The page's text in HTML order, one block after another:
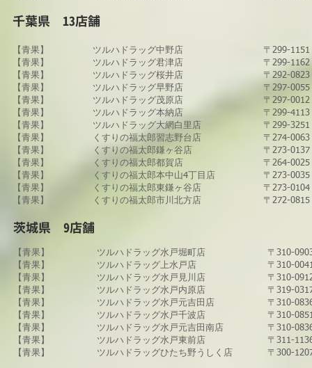
​千葉県 13店舗
【青果】
【青果】
【青果】
【青果】
【青果】
【青果】
【青果】
【青果】
​【青果】
【青果】
【青果】
​【青果】
​【青果】
​ツルハドラッグ​中野店
ツルハドラッグ君津店
ツルハドラッグ桜井店
ツルハドラッグ​早野店
ツルハドラッグ​茂原店
ツルハドラッグ​本納店
​ツルハドラッグ大網白里店
​くすりの福太郎習志野台店
​くすりの福太郎鎌ヶ谷店
くすりの福太郎都賀店
​くすりの福太郎本中山4丁目店
​くすりの福太郎東鎌ヶ谷店
​くすりの福太郎市川北方店
〒299-
〒299-
〒292-
〒297-
〒297-
〒299-
〒299-
〒274-
〒273-
〒264-
〒273-
〒273-
〒272-
​茨城県 9店舗
【青果】
【青果】
【青果】
【青果】
【青果】
【青果】
【青果】
【青果】
​【青果】
​ツルハドラッグ水戸堀町店
ツルハドラッグ上水戸店
ツルハドラッグ水戸見川店
ツルハドラッグ​水戸内原店
ツルハドラッグ​水戸元吉田店
ツルハドラッグ​水戸千波店
​ツルハドラッグ水戸元吉田南店
​ツルハドラッグ水戸東前店
​ツルハドラッグひたち野うしく店
〒310-
〒310-
〒310-
〒319-
〒310-
〒310-
〒310-
〒311-
〒300-